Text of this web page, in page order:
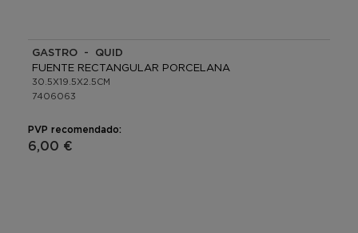
GASTRO - QUID
FUENTE RECTANGULAR PORCELANA
30.5X19.5X2.5CM
7406063
PVP recomendado:
6,00 €